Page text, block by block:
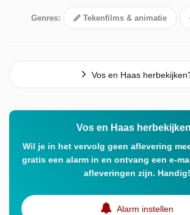
Genres: Tekenfilms & animatie
Vos en Haas
Vos en Haas
Wil je in het vervolg geen aflevering
gratis een alarm in en ontvang een e-
afleveringen zijn. Handig!
Alarm instellen